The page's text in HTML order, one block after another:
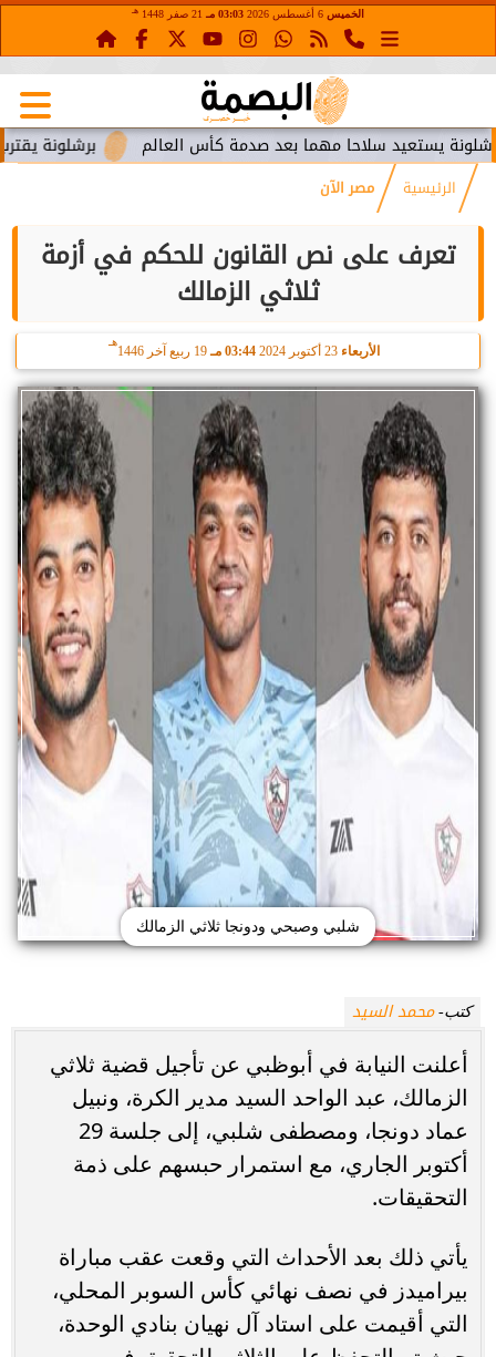
الخميس 03:03 مـ 21 صفر 1448 هـ
برشلونة يقترب من سلاحا مهما بعد صدمة كأس العالم
الرئيسية مصر الآن
تعرف على نص القانون للحكم في أزمة
ثلاثي الزمالك
الأربعاء 23 أكتوبر 2024 03:44 مـ 19 ربيع آخر 1446
هـ
شلبي وصبحي ودونجا ثلاثي الزمالك
كتب-محمد السيد
أعلنت النيابة في أبوظبي عن تأجيل قضية ثلاثي
الزمالك، عبد الواحد السيد مدير الكرة، ونبيل
عماد دونجا، ومصطفى شلبي، إلى جلسة 29
أكتوبر الجاري، مع استمرار حبسهم على ذمة
التحقيقات.
يأتي ذلك بعد الأحداث التي وقعت عقب مباراة
بيراميدز في نصف نهائي كأس السوبر المحلي،
التي أقيمت على استاد آل نهيان بنادي الوحدة،